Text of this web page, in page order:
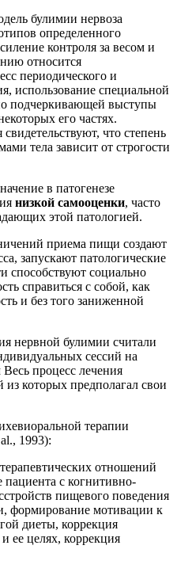
булимии нервоза
определенного
контроля за весом и
относится
периодического и
использование специальной
подчеркивающей выступы
его частях.
что степень
тела зависит от строгости
в патогенезе
низкой самооценки, часто
этой патологией.
приема пищи создают
запускают патологические
способствуют социально
справиться с собой, как
и без того заниженной
нервной булимии считали
сессий на
процесс лечения
которых предполагал свои
терапии
1993):
отношений
пациента с когнитивно-
пищевого поведения
формирование мотивации к
диеты, коррекция
ее целях, коррекция